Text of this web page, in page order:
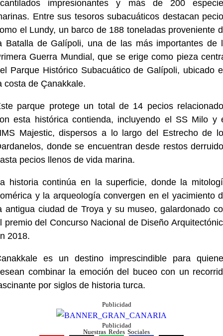
impresionantes y más de 200
Entre sus tesoros subacuáticos destacan
el Lundy, un barco de 188 toneladas proveniente
Batalla de Galípoli, una de las más importantes de
Guerra Mundial, que se erige como pieza
Parque Histórico Subacuático de Galípoli, ubicado
costa de Çanakkale.
parque protege un total de 14 pecios
esta histórica contienda, incluyendo el SS Milo y
Majestic, dispersos a lo largo del Estrecho de
donde se encuentran desde restos
pecios llenos de vida marina.
historia continúa en la superficie, donde la
y la arqueología convergen en el yacimiento
antigua ciudad de Troya y su museo, galardonado
premio del Concurso Nacional de Diseño
2018.
es un destino imprescindible para
combinar la emoción del buceo con un
por siglos de historia turca.
Publicidad
Publicidad
Nuestras Redes Sociales